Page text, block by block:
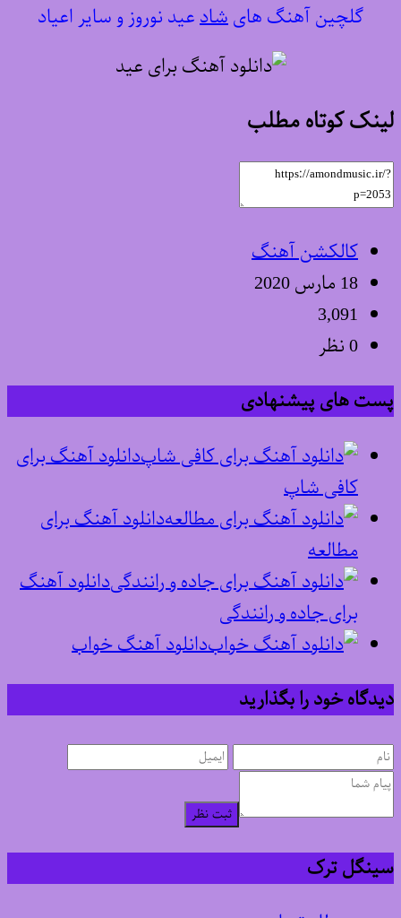
گلچین آهنگ هایشادعید نوروز و سایر اعیاد
لینک کوتاه مطلب
کالکشن آهنگ
18 مارس 2020
3,091
0 نظر
پست های پیشنهادی
دانلود آهنگ برای
کافی شاپ
دانلود آهنگ برای
مطالعه
دانلود آهنگ
برای جاده و رانندگی
دانلود آهنگ خواب
دیدگاه خود را بگذارید
ثبت نظر
سینگل ترک